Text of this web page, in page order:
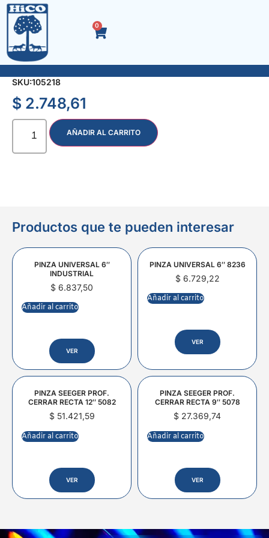
0
LIMA TRIANGULO SLIM TAPER 6″
SKU:105218
$ 2.748,61
AÑADIR AL CARRITO
Productos que te pueden interesar
PINZA UNIVERSAL 6″
INDUSTRIAL
$ 6.837,50
Añadir al carrito
VER
PINZA UNIVERSAL 6″ 8236
$6.729,22
Añadir al carrito
VER
PINZA SEEGER PROF.
CERRAR RECTA 12″ 5082
$51.421,59
Añadir al carrito
VER
PINZA SEEGER PROF.
CERRAR RECTA 9″ 5078
$ 27.369,74
Añadir al carrito
VER